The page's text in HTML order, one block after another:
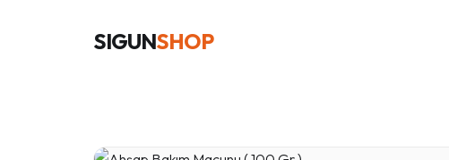
SIGUNSHOP